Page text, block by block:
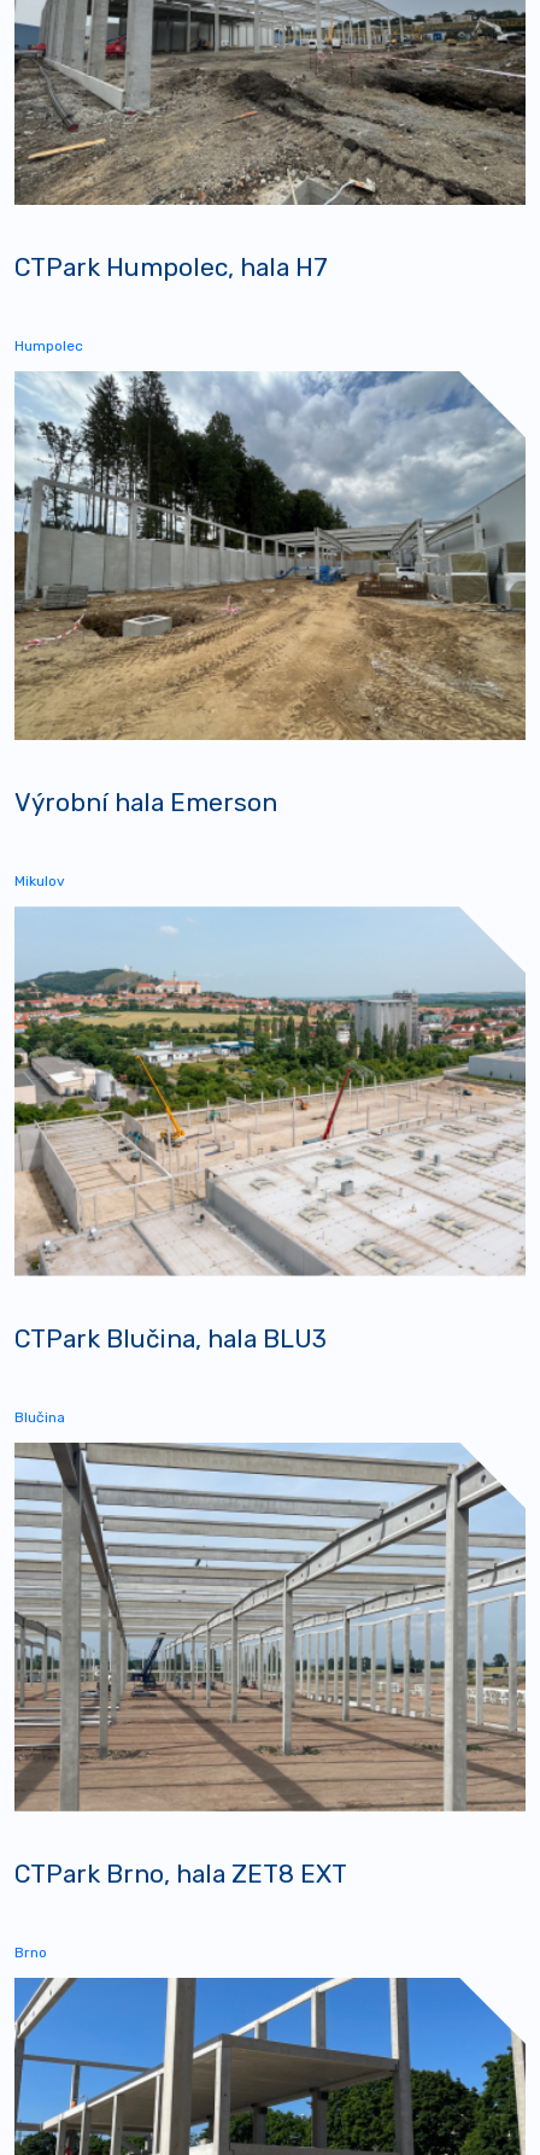
CTPark Humpolec, hala H7
Humpolec
Výrobní hala Emerson
Mikulov
CTPark Blučina, hala BLU3
Blučina
CTPark Brno, hala ZET8 EXT
Brno